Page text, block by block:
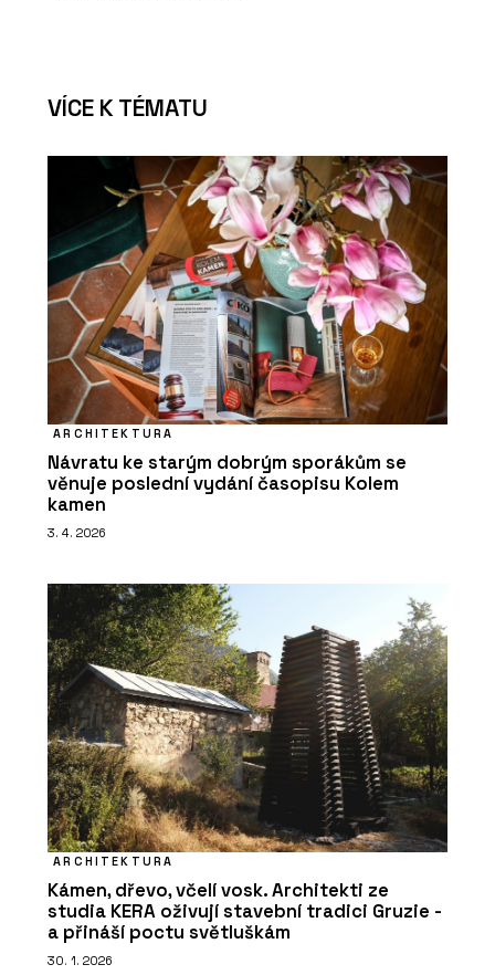
VÍCE K TÉMATU
ARCHITEKTURA
Návratu ke starým dobrým sporákům se
věnuje poslední vydání časopisu Kolem
kamen
3. 4. 2026
ARCHITEKTURA
Kámen, dřevo, včelí vosk. Architekti ze
studia KERA oživují stavební tradici Gruzie -
a přináší poctu světluškám
30. 1. 2026